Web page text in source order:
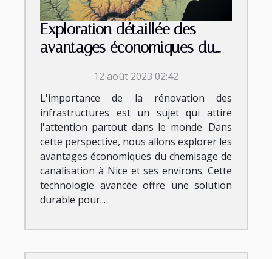
Exploration détaillée des
avantages économiques du
Nice et ses environs
12 août 2023 02:42
L'importance de la rénovation des
infrastructures est un sujet qui attire
l'attention partout dans le monde. Dans
cette perspective, nous allons explorer les
avantages économiques du chemisage de
canalisation à Nice et ses environs. Cette
technologie avancée offre une solution
durable pour...